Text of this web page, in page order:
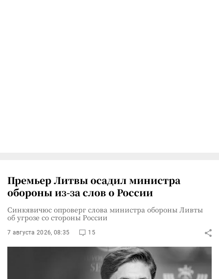
Премьер Литвы осадил министра
обороны из-за слов о России
Синкявичюс опроверг слова министра обороны Ливты
об угрозе со стороны России
7 августа 2026, 08:35 15